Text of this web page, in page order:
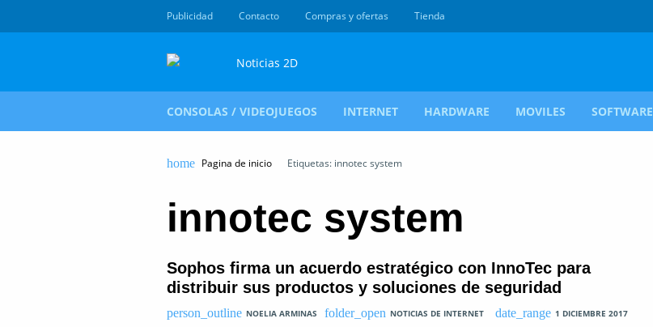
Publicidad Contacto Compras y ofertas Tienda
CONSOLAS / VIDEOJUEGOS INTERNET HARDWARE MOVILES SOFTWARE
Pagina de inicio Etiquetas: innotec system
innotec system
Sophos firma un acuerdo estratégico con InnoTec para
distribuir sus productos y soluciones de seguridad
NOELIA ARMINAS NOTICIAS DE INTERNET
1 DICIEMBRE 2017